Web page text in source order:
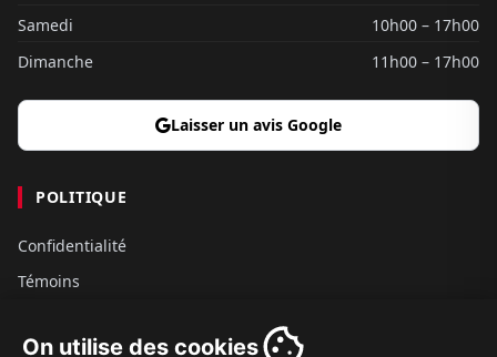
On utilise des cookies
Samedi
10h00 – 17h00
Dimanche
11h00 – 17h00
Laisser un avis Google
POLITIQUE
Confidentialité
Témoins
Conditions